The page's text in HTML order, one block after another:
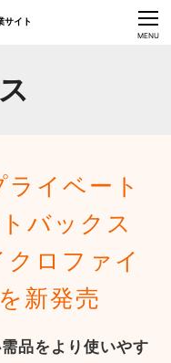
CLOSE
MENU
イベート
バックス
ロファイ
新発売
品をより使いやす
サイト